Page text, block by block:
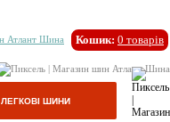
Кошик: 0 товарів
ЛЕГКОВІ ШИНИ